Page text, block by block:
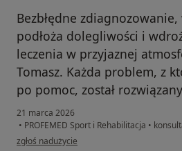
Bezbłędne zdiagnozowanie,
podłoża dolegliwości i
leczenia w przyjaznej
Tomasz. Każda problem, z
po pomoc, został
21 marca 2026
• PROFEMED Sport i Rehabilitacja •
w opinii użytkownika Wojtek
zgłoś nadużycie